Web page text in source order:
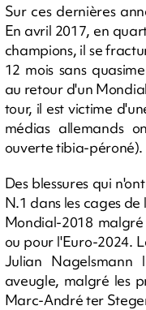
Sur ces dernières
En avril 2017, en
champions, il se
12 mois sans
au retour d'un
tour, il est victime
médias allemands
ouverte tibia-péroné).
Des blessures qui
N.1 dans les cages
Mondial-2018
ou pour l'Euro-2024.
Julian
aveugle, malgré les
Marc-André ter